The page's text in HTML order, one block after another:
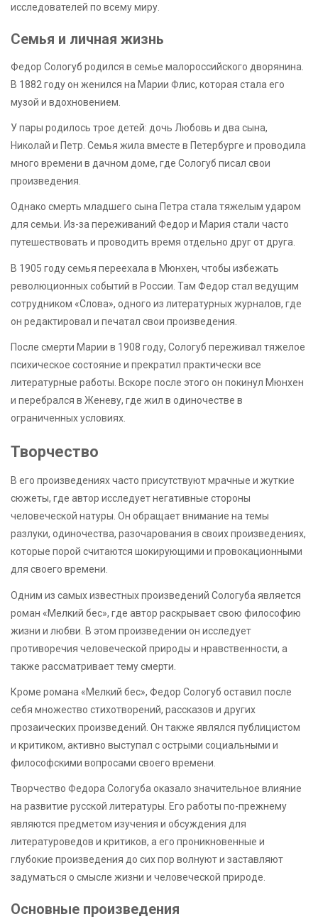
исследователей по всему миру.
Семья и личная жизнь
Федор Сологуб родился в семье малороссийского дворянина.
В 1882 году он женился на Марии Флис, которая стала его
музой и вдохновением.
У пары родилось трое детей: дочь Любовь и два сына,
Николай и Петр. Семья жила вместе в Петербурге и проводила
много времени в дачном доме, где Сологуб писал свои
произведения.
Однако смерть младшего сына Петра стала тяжелым ударом
для семьи. Из-за переживаний Федор и Мария стали часто
путешествовать и проводить время отдельно друг от друга.
В 1905 году семья переехала в Мюнхен, чтобы избежать
революционных событий в России. Там Федор стал ведущим
сотрудником «Слова», одного из литературных журналов, где
он редактировал и печатал свои произведения.
После смерти Марии в 1908 году, Сологуб переживал тяжелое
психическое состояние и прекратил практически все
литературные работы. Вскоре после этого он покинул Мюнхен
и перебрался в Женеву, где жил в одиночестве в
ограниченных условиях.
Творчество
В его произведениях часто присутствуют мрачные и жуткие
сюжеты, где автор исследует негативные стороны
человеческой натуры. Он обращает внимание на темы
разлуки, одиночества, разочарования в своих произведениях,
которые порой считаются шокирующими и провокационными
для своего времени.
Одним из самых известных произведений Сологуба является
роман «Мелкий бес», где автор раскрывает свою философию
жизни и любви. В этом произведении он исследует
противоречия человеческой природы и нравственности, а
также рассматривает тему смерти.
Кроме романа «Мелкий бес», Федор Сологуб оставил после
себя множество стихотворений, рассказов и других
прозаических произведений. Он также являлся публицистом
и критиком, активно выступал с острыми социальными и
философскими вопросами своего времени.
Творчество Федора Сологуба оказало значительное влияние
на развитие русской литературы. Его работы по-прежнему
являются предметом изучения и обсуждения для
литературоведов и критиков, а его проникновенные и
глубокие произведения до сих пор волнуют и заставляют
задуматься о смысле жизни и человеческой природе.
Основные произведения